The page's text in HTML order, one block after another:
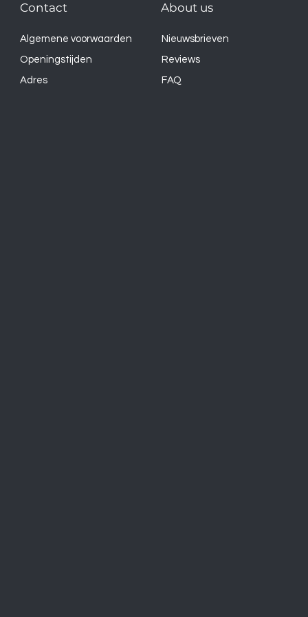
About us
Nieuwsbrieven
Reviews
FAQ
Contact
Algemene voorwaarden
Openingstijden
Adres